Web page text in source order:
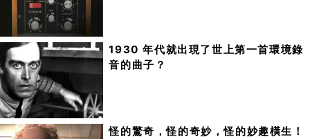
1930 年代就出現了世上第一首環境錄
音的曲子？
怪的驚奇，怪的奇妙，怪的妙趣橫生！